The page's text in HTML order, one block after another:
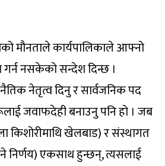
मौनताले कार्यपालिकाले आफ्नो
नसकेको सन्देश दिन्छ ।
नैतिक नेतृत्व दिनु र सार्वजनिक पद
जवाफदेही बनाउनु पनि हो । जब
किशोरीमाथि खेलबाड) र संस्थागत
निर्णय) एकसाथ हुन्छन्, त्यसलाई